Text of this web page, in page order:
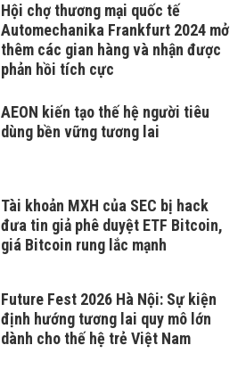
Hội chợ thương mại quốc tế
Automechanika Frankfurt 2024 mở
thêm các gian hàng và nhận được
phản hồi tích cực
AEON kiến tạo thế hệ người tiêu
dùng bền vững tương lai
Tài khoản MXH của SEC bị hack
đưa tin giả phê duyệt ETF Bitcoin,
giá Bitcoin rung lắc mạnh
Future Fest 2026 Hà Nội: Sự kiện
định hướng tương lai quy mô lớn
dành cho thế hệ trẻ Việt Nam